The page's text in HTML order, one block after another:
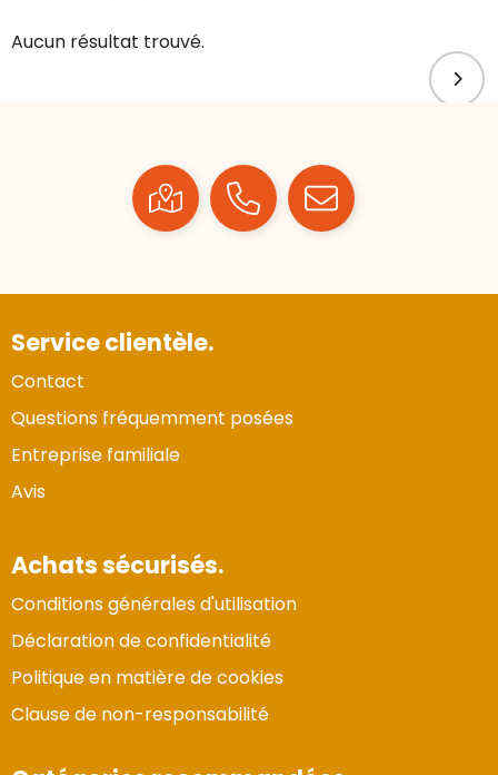
Aucun résultat trouvé.
Service clientèle.
Contact
Questions fréquemment posées
Entreprise familiale
Avis
Achats sécurisés.
Conditions générales d'utilisation
Déclaration de confidentialité
Politique en matière de cookies
Clause de non-responsabilité